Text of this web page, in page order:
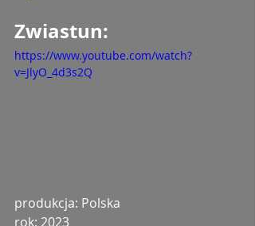
Zwiastun:
https://www.youtube.com/watch?
v=JlyO_4d3s2Q
produkcja: Polska
rok: 2023